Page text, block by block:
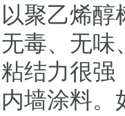
以聚乙烯
无毒、无味
粘结力很强
内墙涂料。